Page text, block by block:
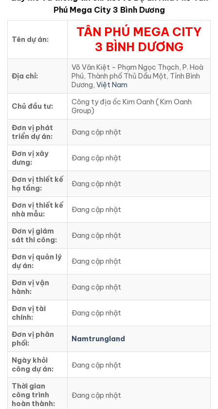
Phú Mega City 3 Bình Dương
Tên dự án:
TÂN PHÚ MEGA CITY
3 BÌNH DƯƠNG
Địa chỉ:
Võ Văn Kiệt – Phạm Ngọc Thạch, P. Hoà
Phú, Thành phố Thủ Dầu Một, Tỉnh Bình
Dương, Việt Nam
Chủ đầu tư:
Công ty địa ốc Kim Oanh ( Kim Oanh
Group)
Đơn vị phát
triển dự án:
Đang cập nhật
Đơn vị xây
dưng:
Đang cập nhật
Đơn vị thiết kế
hạ tầng:
Đang cập nhật
Đơn vị thiết kế
nhà mẫu:
Đang cập nhật
Đơn vị giám
sát thi công:
Đang cập nhật
Đơn vị quản lý
dự án:
Đang cập nhật
Đơn vị vận
hành:
Đang cập nhật
Đơn vị tài
chính:
Đang cập nhật
Đơn vị phân
phối:
Namtrungland
Ngày khỏi
công dự án:
Đang cập nhật
Thời gian
công trình
hoàn thành:
Đang cập nhật